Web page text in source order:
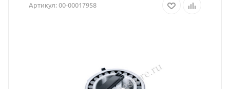
Нагреватель
взят
Артикул:00-00017958